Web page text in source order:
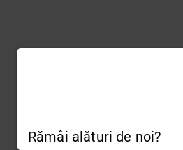
Rămâi alături de noi?